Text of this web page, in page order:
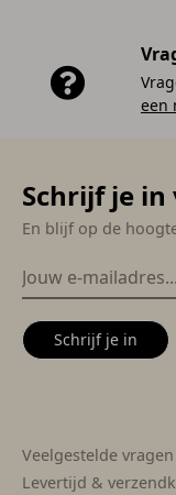
een
Schrijf je
En blijf op de
Schrijf je in
Veelgestelde vragen
Levertijd &